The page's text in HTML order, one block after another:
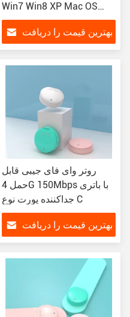
Win7 Win8 XP Mac OS
VISTA لینوکس
بهترین قیمت را دریافت
روتر وای فای جیبی قابل
حمل 4G 150Mbps با باتری
جداکننده پورت نوع C
بهترین قیمت را دریافت